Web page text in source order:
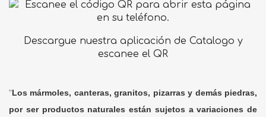
Descargue nuestra aplicación de Catalogo y
escanee el QR
"Los mármoles, canteras, granitos, pizarras y demás piedras,
por ser productos naturales están sujetos a variaciones de